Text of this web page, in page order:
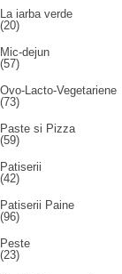
La iarba verde
(20)
Mic-dejun
(57)
Ovo-Lacto-Vegetariene
(73)
Paste si Pizza
(59)
Patiserii
(42)
Patiserii Paine
(96)
Peste
(23)